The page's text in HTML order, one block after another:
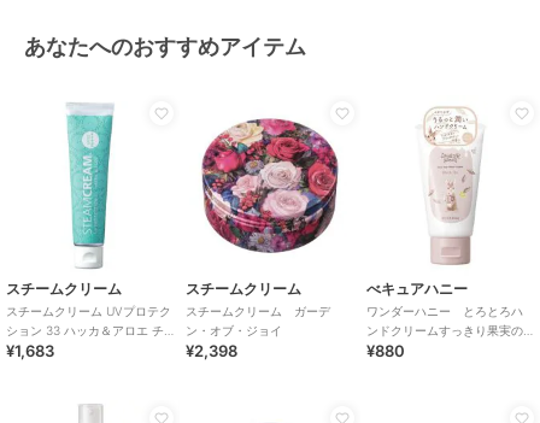
あなたへのおすすめアイテム
スチームクリーム
スチームクリーム UVプロテク
ション 33 ハッカ＆アロエ チ
ューブ
¥1,683
スチームクリーム
スチームクリーム ガーデ
ン・オブ・ジョイ
¥2,398
べキュアハニー
ワンダーハニー とろとろハ
ンドクリームすっきり果実の
ブラックティー
¥880